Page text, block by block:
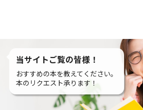
当サイトご覧の皆様！
おすすめの本を教えてください。
本のリクエスト承ります！